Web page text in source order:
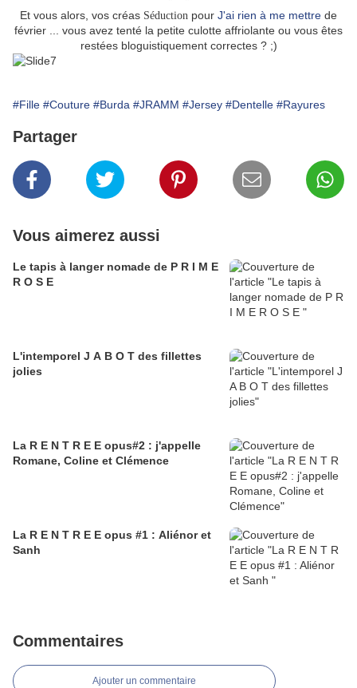
Et vous alors, vos créas Séduction pour J'ai rien à me mettre de
février ... vous avez tenté la petite culotte affriolante ou vous êtes
restées bloguistiquement correctes ? ;)
#Fille #Couture #Burda #JRAMM #Jersey #Dentelle #Rayures
Partager
Vous aimerez aussi
Le tapis à langer nomade de P R I M E
R O S E
L'intemporel J A B O T des fillettes
jolies
La R E N T R E E opus#2 : j'appelle
Romane, Coline et Clémence
La R E N T R E E opus #1 : Aliénor et
Sanh
Commentaires
Ajouter un commentaire